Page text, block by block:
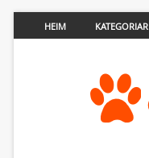
HEIM KATEGORIAR